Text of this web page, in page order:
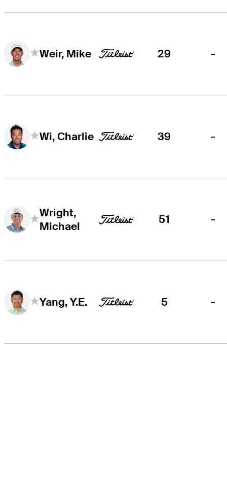
Weir, Mike 29 -
Wi, Charlie 39 -
Wright,
Michael
51 -
Yang, Y.E. 5 -